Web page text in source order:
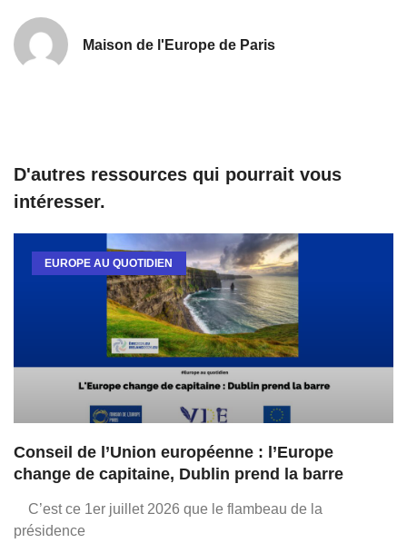
Maison de l'Europe de Paris
D'autres ressources qui pourrait vous
intéresser.
EUROPE AU QUOTIDIEN
Conseil de l’Union européenne : l’Europe
change de capitaine, Dublin prend la barre
C’est ce 1er juillet 2026 que le flambeau de la
présidence